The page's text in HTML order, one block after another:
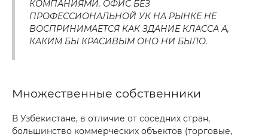
КОМПАНИЯМИ. ОФИС БЕЗ
ПРОФЕССИОНАЛЬНОЙ УК НА РЫНКЕ НЕ
ВОСПРИНИМАЕТСЯ КАК ЗДАНИЕ КЛАССА А,
КАКИМ БЫ КРАСИВЫМ ОНО НИ БЫЛО.
Множественные собственники
В Узбекистане, в отличие от соседних стран,
большинство коммерческих объектов (торговые,